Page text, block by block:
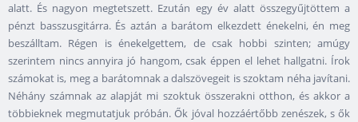
alatt. És nagyon megtetszett. Ezután egy év alatt összegyűjtöttem a
pénzt basszusgitárra. És aztán a barátom elkezdett énekelni, én meg
beszálltam. Régen is énekelgettem, de csak hobbi szinten; amúgy
szerintem nincs annyira jó hangom, csak éppen el lehet hallgatni. Írok
számokat is, meg a barátomnak a dalszövegeit is szoktam néha javítani.
Néhány számnak az alapját mi szoktuk összerakni otthon, és akkor a
többieknek megmutatjuk próbán. Ők jóval hozzáértőbb zenészek, s ők